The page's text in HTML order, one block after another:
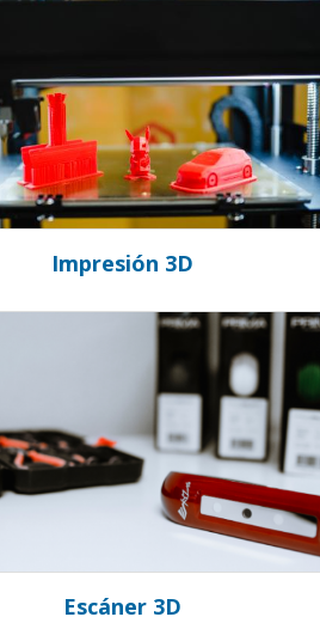
Impresión 3D
Escáner 3D